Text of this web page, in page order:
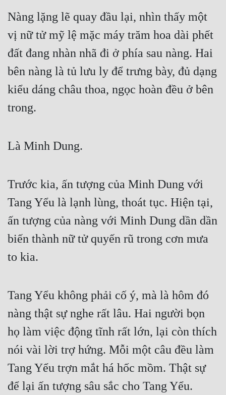
Kinh Dị
Kiếm Hiệp
Kỳ Huyễn
Kỳ Ảo
Làm Giàu
Mưu Mô
Mạt Thế
Nữ Cường
Nữ Phụ
Phong Thủy - Tâm Linh
Phương Tây
Phản Phái
Quan Trường
Nàng lặng lẽ quay đầu lại, nhìn thấy một
vị nữ tử mỹ lệ mặc máy trăm hoa dài phết
đất đang nhàn nhã đi ở phía sau nàng. Hai
bên nàng là tủ lưu ly để trưng bày, đủ dạng
kiểu dáng châu thoa, ngọc hoàn đều ở bên
trong.
Là Minh Dung.
Trước kia, ấn tượng của Minh Dung với
Tang Yểu là lạnh lùng, thoát tục. Hiện tại,
ấn tượng của nàng với Minh Dung dần dần
biến thành nữ tử quyến rũ trong cơn mưa
to kia.
Tang Yểu không phải cố ý, mà là hôm đó
nàng thật sự nghe rất lâu. Hai người bọn
họ làm việc động tĩnh rất lớn, lại còn thích
nói vài lời trợ hứng. Mỗi một câu đều làm
Tang Yểu trợn mắt há hốc mồm. Thật sự
để lại ấn tượng sâu sắc cho Tang Yểu.